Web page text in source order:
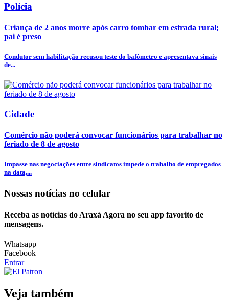
Polícia
Criança de 2 anos morre após carro tombar em estrada rural;
pai é preso
Condutor sem habilitação recusou teste do bafômetro e apresentava sinais
de...
Cidade
Comércio não poderá convocar funcionários para trabalhar no
feriado de 8 de agosto
Impasse nas negociações entre sindicatos impede o trabalho de empregados
na data,...
Nossas notícias no celular
Receba as notícias do Araxá Agora no seu app favorito de
mensagens.
Whatsapp
Facebook
Entrar
Veja também